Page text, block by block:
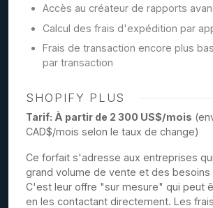
Accès au créateur de rapports
Calcul des frais d'expédition par
Frais de transaction encore plus
par transaction
SHOPIFY PLUS
Tarif: À partir de 2 300 US$/mois
CAD$/mois selon le taux de change)
Ce forfait s'adresse aux entreprises
grand volume de vente et des besoins
C'est leur offre "sur mesure" qui peut
en les contactant directement. Les